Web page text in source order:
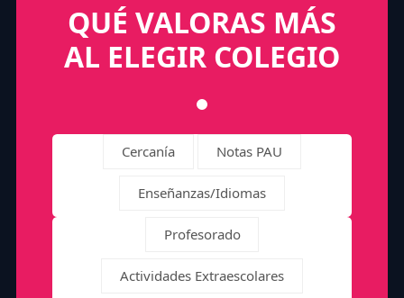
QUÉ VALORAS MÁS
AL ELEGIR COLEGIO
Cercanía Notas PAU
Enseñanzas/Idiomas
Profesorado
Actividades Extraescolares